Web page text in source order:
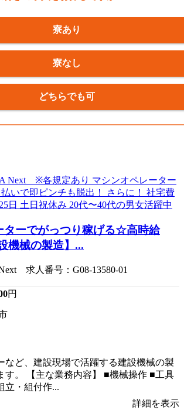
寮あり
寮なし
どちらでも可
ターでがっつり稼げる☆高時給
機械の製造】...
求人番号：G08-13580-01
円
など、建設現場で活躍する建設機械の製
す。 【主な業務内容】 ■機械操作 ■工具
立・組付作...
詳細を表示